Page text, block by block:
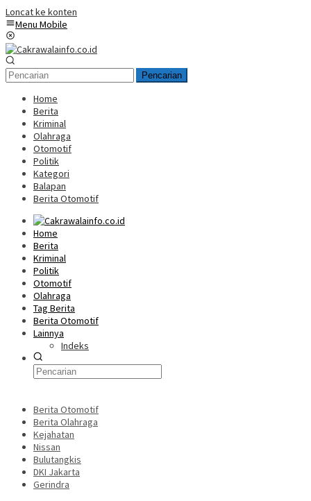
Loncat ke konten
Menu Mobile
Pencarian
Home
Berita
Kriminal
Olahraga
Otomotif
Politik
Kategori
Balapan
Berita Otomotif
Home
Berita
Kriminal
Politik
Otomotif
Olahraga
Tag Berita
Berita Otomotif
Lainnya
Indeks
Berita Otomotif
Berita Olahraga
Kejahatan
Nissan
Bulutangkis
DKI Jakarta
Gerindra